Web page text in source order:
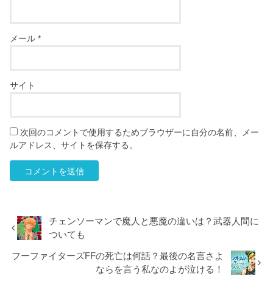
メール*
サイト
次回のコメントで使用するためブラウザーに自分の名前、メー
ルアドレス、サイトを保存する。
チェンソーマンで魔人と悪魔の違いは？武器人間に
ついても
フーファイターズFFの死亡は何話？最後の名言さよ
ならを言う私なのよが泣ける！